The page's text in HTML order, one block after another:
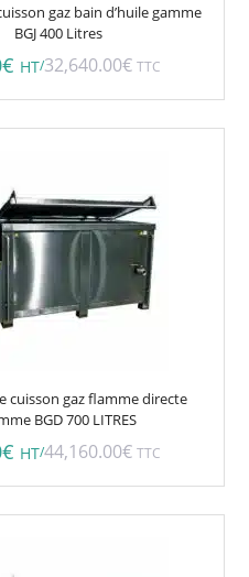
gaz bain d’huile gamme
BGJ 400 Litres
€ HT/32,640.00€ TTC
cuisson gaz flamme directe
BGD 700 LITRES
€ HT/44,160.00€ TTC